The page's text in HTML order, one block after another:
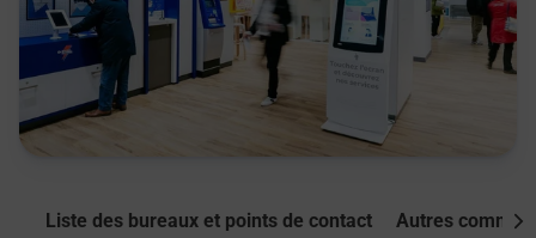
Liste des bureaux et points de contact Autres